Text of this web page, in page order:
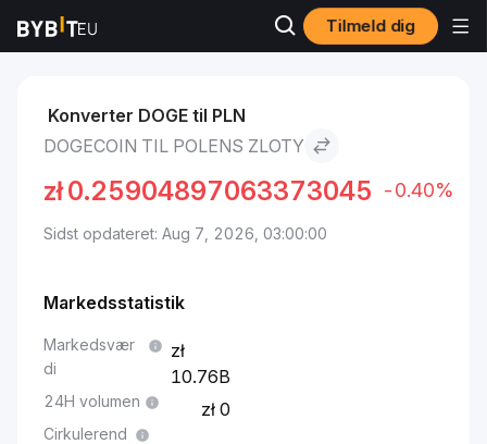
Tilmeld dig
Markeder Dogecoin to Polens zloty
Konverter DOGE til PLN
DOGECOIN TIL POLENS ZLOTY
zł0.25904897063373045 -0.40%
Sidst opdateret: Aug 7, 2026, 03:00:00
Markedsstatistik
Markedsvær
di
10.76B
24H volumen 0
Cirkulerend